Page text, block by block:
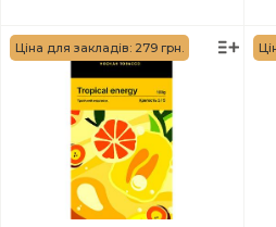
Ціна для закладів: 279 грн.